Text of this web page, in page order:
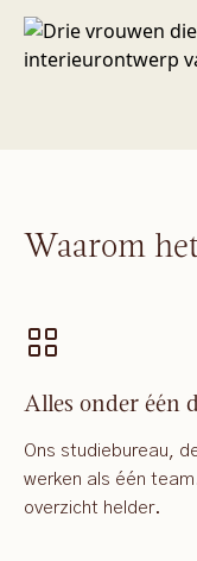
Waarom
Alles onder één
Ons studiebureau,
werken als één
overzicht helder.